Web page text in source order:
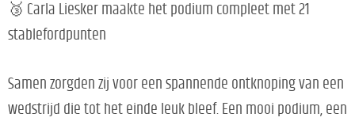
🥉 Carla Liesker maakte het podium compleet met 21
stablefordpunten
Samen zorgden zij voor een spannende ontknoping van een
wedstrijd die tot het einde leuk bleef. Een mooi podium, een